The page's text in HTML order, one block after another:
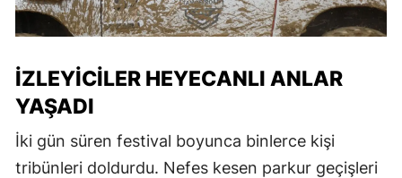
İZLEYICILER HEYECANLI ANLAR
YAŞADI
İki gün süren festival boyunca binlerce kişi
tribünleri doldurdu. Nefes kesen parkur geçişleri